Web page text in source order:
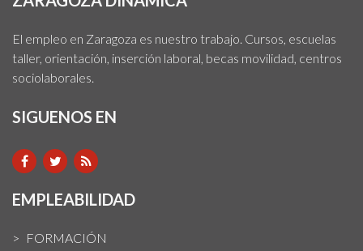
El empleo en Zaragoza es nuestro trabajo. Cursos, escuelas
taller, orientación, inserción laboral, becas movilidad, centros
sociolaborales.
SIGUENOS EN
EMPLEABILIDAD
FORMACIÓN